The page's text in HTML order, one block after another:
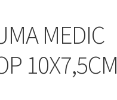
MEDIC
10X7,5CM